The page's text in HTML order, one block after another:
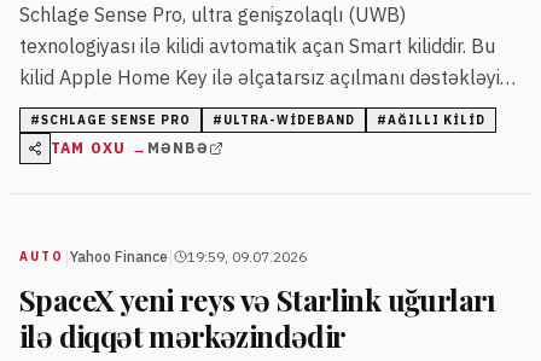
Schlage Sense Pro, ultra genişzolaqlı (UWB)
texnologiyası ilə kilidi avtomatik açan Smart kiliddir. Bu
kilid Apple Home Key ilə əlçatarsız açılmanı dəstəkləyir
və fiziki açarı tamamilə aradan qaldırır.
#SCHLAGE SENSE PRO # ULTRA-WIDEBAND #AĞILLI KILID
TAM OXU → MƏNBƏ
AUTO Yahoo Finance 19:59, 09.07.2026
SpaceX yeni reys və Starlink uğurları
ilə diqqət mərkəzindədir